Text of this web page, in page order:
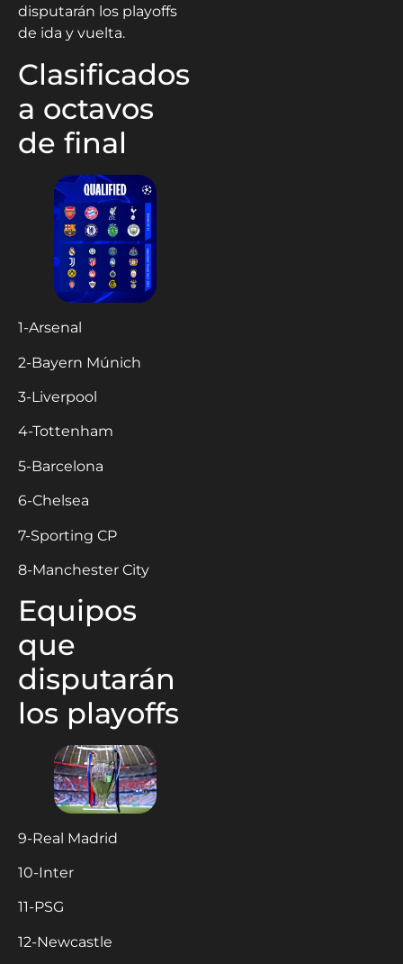
disputarán los playoffs
de ida y vuelta.
Clasificados
a octavos
de final
1-Arsenal
2-Bayern Múnich
3-Liverpool
4-Tottenham
5-Barcelona
6-Chelsea
7-Sporting CP
8-Manchester City
Equipos
que
disputarán
los playoffs
9-Real Madrid
10-Inter
11-PSG
12-Newcastle